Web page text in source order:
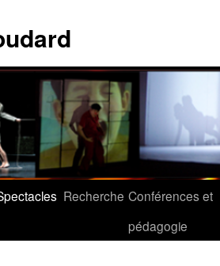
Recherche Conférences et
pédagogie